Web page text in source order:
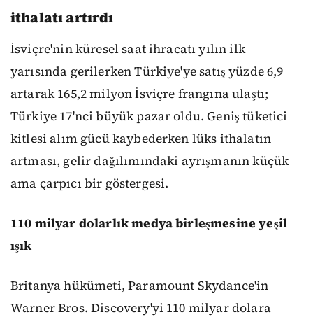
ithalatı artırdı
İsviçre'nin küresel saat ihracatı yılın ilk
yarısında gerilerken Türkiye'ye satış yüzde 6,9
artarak 165,2 milyon İsviçre frangına ulaştı;
Türkiye 17'nci büyük pazar oldu. Geniş tüketici
kitlesi alım gücü kaybederken lüks ithalatın
artması, gelir dağılımındaki ayrışmanın küçük
ama çarpıcı bir göstergesi.
110 milyar dolarlık medya birleşmesine yeşil
ışık
Britanya hükümeti, Paramount Skydance'in
Warner Bros. Discovery'yi 110 milyar dolara